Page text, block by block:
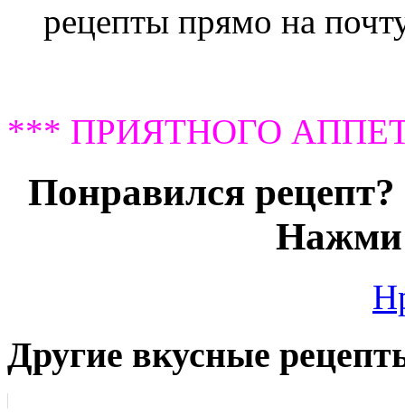
рецепты прямо на
*** ПРИЯТНОГО
Понравился
Нажми
Другие вкусные